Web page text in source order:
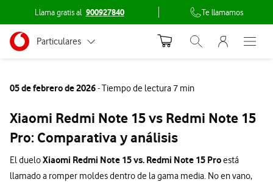
Llama gratis al 900927840 Te llamamos
Ir a la pagina principal de vodafone.es
Menu navegación Segmento
Particulares
y AA.PP.
Abrir buscador.
Menu
Abre
05 de febrero de 2026- Tiempo de lectura 7 min
Xiaomi Redmi Note 15 vs Redmi Note 15
Pro: Comparativa y análisis
El dueloXiaomi Redmi Note 15 vs. Redmi Note 15 Proestá
llamado a romper moldes dentro de la gama media. No en vano,